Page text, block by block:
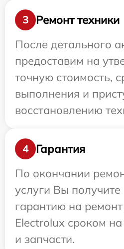
3
Ремонт техники
После детального
предоставим на
точную стоимость,
выполнения и
восстановлению
4
Гарантия
По окончании
услуги Вы
гарантию на ремонт
Electrolux сроком
и запчасти.